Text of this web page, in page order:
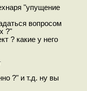
"упущение
вопросом
?"
? какие у него
?" и т.д. ну вы